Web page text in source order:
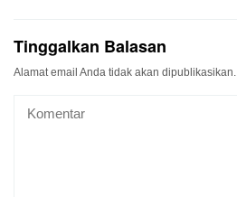
Tinggalkan Balasan
Alamat email Anda tidak akan dipublikasikan.